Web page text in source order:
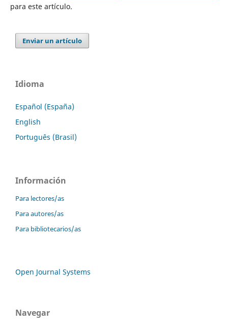
para este artículo.
Enviar un artículo
Idioma
Español (España)
English
Português (Brasil)
Información
Para lectores/as
Para autores/as
Para bibliotecarios/as
Open Journal Systems
Navegar